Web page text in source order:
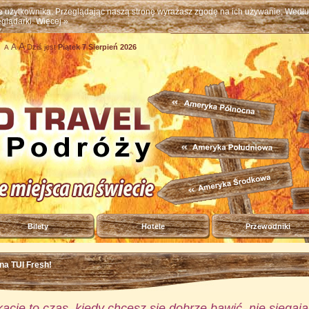
Przeglądając naszą stronę wyrażasz zgodę na ich używanie.
Więcej »
A A ADziś jestPiątek 7 Sierpień 2026
Bilety Hotele Przewodniki
TUI Fresh!